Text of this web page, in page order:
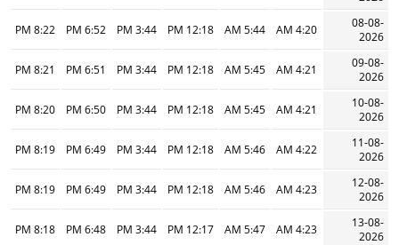
08-08-
2026
4:20 AM
5:44 AM
12:18 PM
3:44 PM
6:52 PM
8:22 PM
09-08-
2026
4:21 AM
5:45 AM
12:18 PM
3:44 PM
6:51 PM
8:21 PM
10-08-
2026
4:21 AM
5:45 AM
12:18 PM
3:44 PM
6:50 PM
8:20 PM
11-08-
2026
4:22 AM
5:46 AM
12:18 PM
3:44 PM
6:49 PM
8:19 PM
12-08-
2026
4:23 AM
5:46 AM
12:18 PM
3:44 PM
6:49 PM
8:19 PM
13-08-
2026
4:23 AM
5:47 AM
12:17 PM
3:44 PM
6:48 PM
8:18 PM